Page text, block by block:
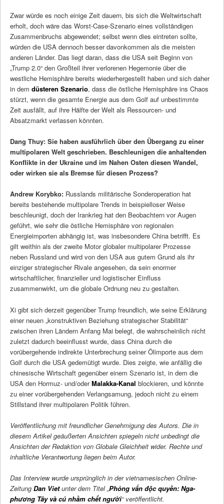
Zwar würde es noch einige Zeit dauern, bis sich die Weltwirtschaft
erholt, doch wäre das Worst-Case-Szenario eines vollständigen
Zusammenbruchs abgewendet; selbst wenn dies eintreten sollte,
würden die USA dennoch besser davonkommen als die meisten
anderen Länder. Das liegt daran, dass die USA seit Beginn von
„Trump 2.0“ den Großteil ihrer verlorenen Hegemonie über die
westliche Hemisphäre bereits wiederhergestellt haben und sich daher
in dem düsteren Szenario, dass die östliche Hemisphäre ins Chaos
stürzt, wenn die gesamte Energie aus dem Golf auf unbestimmte
Zeit ausfällt, auf ihre Hälfte der Welt als Ressourcen- und
Absatzmarkt verlassen könnten.
Dang Thuy: Sie haben ausführlich über den Übergang zu einer
multipolaren Welt geschrieben. Beschleunigen die anhaltenden
Konflikte in der Ukraine und im Nahen Osten diesen Wandel,
oder wirken sie als Bremse für diesen Prozess?
Andrew Korybko:Russlands militärische Sonderoperation hat
bereits bestehende multipolare Trends in beispielloser Weise
beschleunigt, doch der Irankrieg hat den Beobachtern vor Augen
geführt, wie sehr die östliche Hemisphäre von regionalen
Energieimporten abhängig ist, was insbesondere China betrifft. Es
gilt weithin als der zweite Motor globaler multipolarer Prozesse
neben Russland und wird von den USA aus gutem Grund als ihr
einziger strategischer Rivale angesehen, da sein enormer
wirtschaftlicher, finanzieller und logistischer Einfluss
zusammenwirkt, um die globale Ordnung neu zu gestalten.
Xi gibt sich derzeit gegenüber Trump freundlich, wie seine Erklärung
einer neuen „konstruktiven Beziehung strategischer Stabilität“
zwischen ihren Ländern Anfang Mai belegt, die wahrscheinlich nicht
zuletzt dadurch beeinflusst wurde, dass China durch die
vorübergehende indirekte Unterbrechung seiner Ölimporte aus dem
Golf durch die USA gedemütigt wurde. Dies zeigte, wie anfällig die
chinesische Wirtschaft gegenüber einem Szenario ist, in dem die
USA den Hormuz- und/oderMalakka-Kanal blockieren, und könnte
zu einer vorübergehenden Verlangsamung, jedoch nicht zu einem
Stillstand ihrer multipolaren Politik führen.
Veröffentlichung mit freundlicher Genehmigung des Autors. Die in
diesem Artikel geäußerten Ansichten spiegeln nicht unbedingt die
Ansichten der Redaktion von Globale Gleichheit wider. Rechte und
inhaltliche Verantwortung liegen beim Autor.
Das Interview wurde ursprünglich in der vietnamesischen Online-
Zeitung Dan Vietunter dem Titel „Phỏng vấn độc quyền: Nga-
phương Tây và cú nhầm chết người“ veröffentlicht.